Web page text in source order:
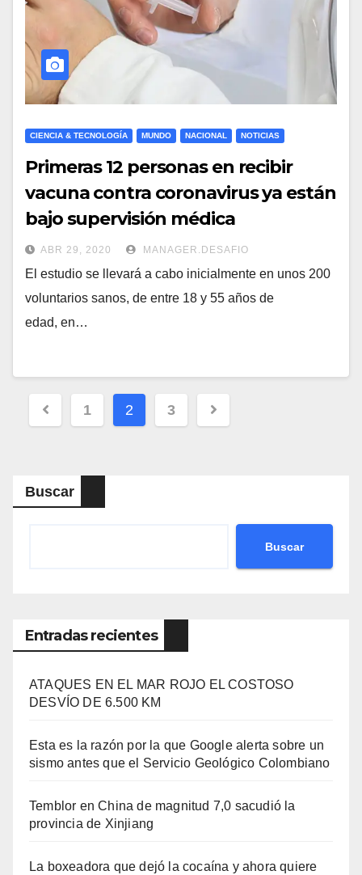
CIENCIA & TECNOLOGÍA MUNDO NACIONAL NOTICIAS
Primeras 12 personas en recibir
vacuna contra coronavirus ya están
bajo supervisión médica
ABR 29, 2020 MANAGER.DESAFIO
El estudio se llevará a cabo inicialmente en unos 200
voluntarios sanos, de entre 18 y 55 años de
edad, en…
Navegación
entradas
1 2 3
Buscar
Buscar
Entradas recientes
ATAQUES EN EL MAR ROJO EL COSTOSO
DESVÍO DE 6.500 KM
Esta es la razón por la que Google alerta sobre un
sismo antes que el Servicio Geológico Colombiano
Temblor en China de magnitud 7,0 sacudió la
provincia de Xinjiang
La boxeadora que dejó la cocaína y ahora quiere